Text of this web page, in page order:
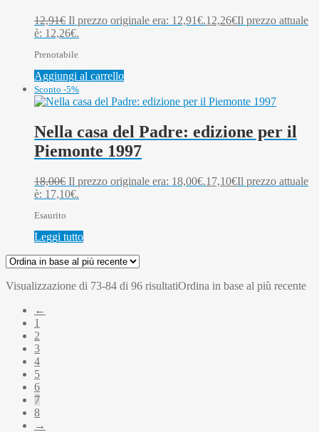
12,91€ Il prezzo originale era: 12,91€.12,26€Il prezzo attuale
è: 12,26€.
Prenotabile
Aggiungi al carrello
Sconto -5%
Nella casa del Padre: edizione per il
Piemonte 1997
18,00€ Il prezzo originale era: 18,00€.17,10€Il prezzo attuale
è: 17,10€.
Esaurito
Leggi tutto
Visualizzazione di 73-84 di 96 risultatiOrdina in base al più recente
←
1
2
3
4
5
6
7
8
→